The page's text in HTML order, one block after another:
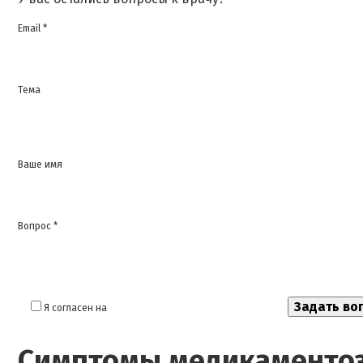
Email *
Тема
Ваше имя
Вопрос *
Я согласен на